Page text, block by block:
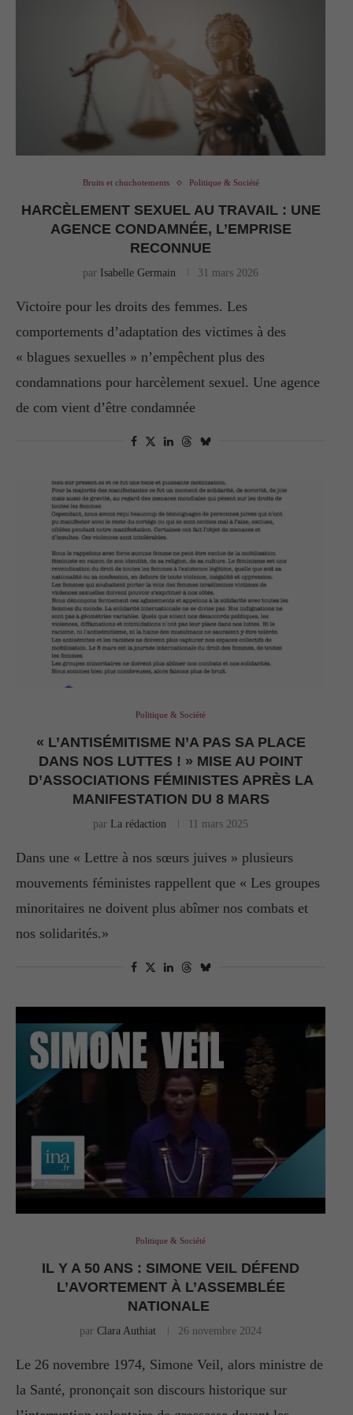
Bruits et chuchotements Politique & Société
HARCÈLEMENT SEXUEL AU TRAVAIL : UNE
AGENCE CONDAMNÉE, L’EMPRISE
RECONNUE
par Isabelle Germain 31 mars 2026
Victoire pour les droits des femmes. Les
comportements d’adaptation des victimes à des
« blagues sexuelles » n’empêchent plus des
condamnations pour harcèlement sexuel. Une agence
de com vient d’être condamnée
Politique & Société
« L’ANTISÉMITISME N’A PAS SA PLACE
DANS NOS LUTTES ! » MISE AU POINT
D’ASSOCIATIONS FÉMINISTES APRÈS LA
MANIFESTATION DU 8 MARS
par La rédaction 11 mars 2025
Dans une « Lettre à nos sœurs juives » plusieurs
mouvements féministes rappellent que « Les groupes
minoritaires ne doivent plus abîmer nos combats et
nos solidarités.»
Politique & Société
IL Y A 50 ANS : SIMONE VEIL DÉFEND
L’AVORTEMENT À L’ASSEMBLÉE
NATIONALE
par Clara Authiat 26 novembre 2024
Le 26 novembre 1974, Simone Veil, alors ministre de
la Santé, prononçait son discours historique sur